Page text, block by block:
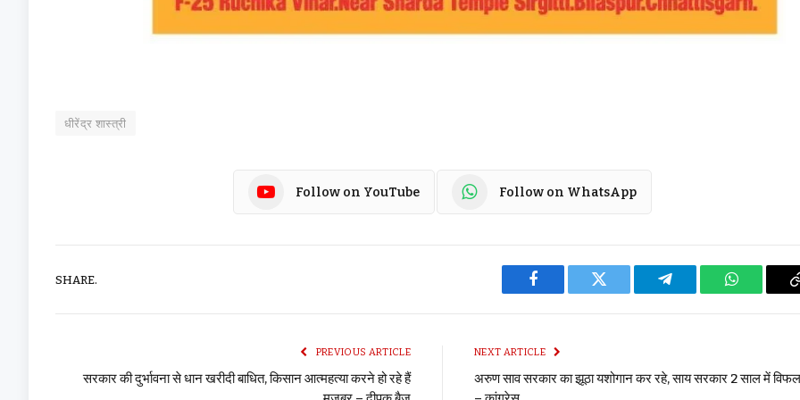
धीरेंद्र शास्त्री
Follow on YouTube Follow on WhatsApp
SHARE.
Facebook Twitter Telegram WhatsApp
PREVIOUS ARTICLE
सरकार की दुर्भावना से धान खरीदी बाधित, किसान आत्महत्या करने हो रहे हैं
NEXT ARTICLE
अरुण साव सरकार का झूठा यशोगान कर रहे, साय सरकार 2 साल में विफल